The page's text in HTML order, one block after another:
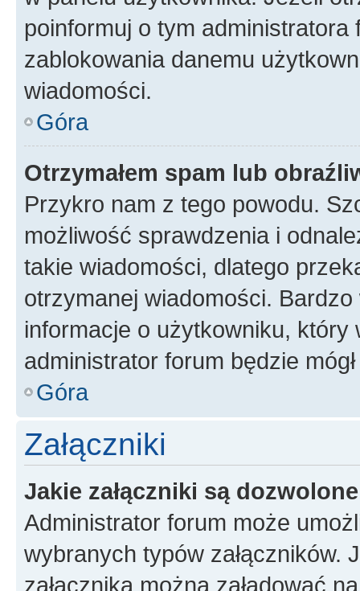
poinformuj o tym
zablokowania danemu
wiadomości.
Góra
Otrzymałem spam lub
Przykro nam z tego powodu.
możliwość sprawdzenia i
takie wiadomości, dlatego
otrzymanej wiadomości.
informacje o użytkowniku, który
administrator forum będzie
Góra
Załączniki
Jakie załączniki są
Administrator forum może
wybranych typów załączników.
załącznika można załadować